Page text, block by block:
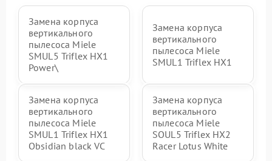
Замена корпуса
вертикального
пылесоса Miele
SMUL5 Triflex HX1
Power\
Замена корпуса
вертикального
пылесоса Miele
SMUL1 Triflex HX1
Замена корпуса
вертикального
пылесоса Miele
SMUL1 Triflex HX1
Obsidian black VC
Замена корпуса
вертикального
пылесоса Miele
SOUL5 Triflex HX2
Racer Lotus White